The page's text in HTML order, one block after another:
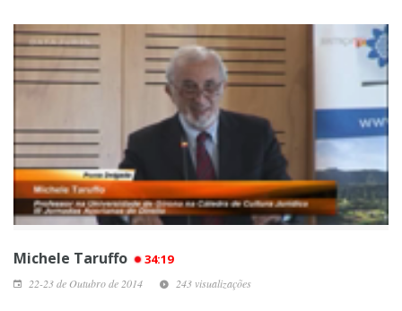
Michele Taruffo 34:19
22-23 de Outubro de 2014 243 visualizações